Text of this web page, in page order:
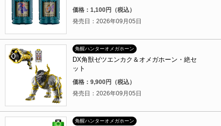
価格：1,100円（税込）
発売日：2026年09月05日
角醒ハンターオメガホーン
DX角獣ゼツエンカク＆オメガホーン・絶セ
ット
価格：9,900円（税込）
発売日：2026年09月05日
角醒ハンターオメガホーン